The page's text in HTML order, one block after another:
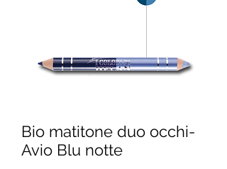
Bio matitone duo occhi-
Avio Blu notte